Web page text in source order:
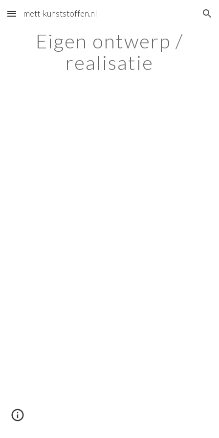
Skip to main content Skip to navigation
mett-kunststoffen.nl
Eigen ontwerp /
realisatie